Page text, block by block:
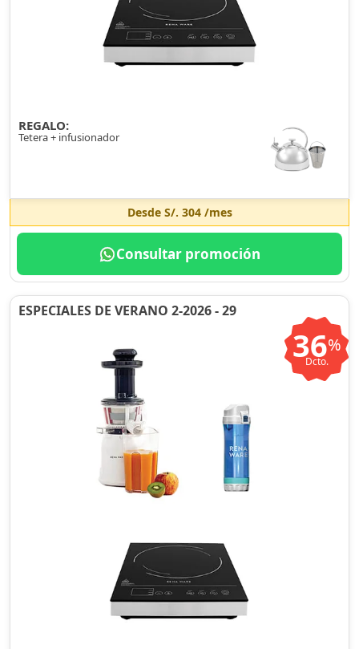
REGALO:
Tetera + infusionador
Desde S/. 304/mes
Consultar promoción
ESPECIALES DE VERANO 2-2026 - 29
36%
Dcto.